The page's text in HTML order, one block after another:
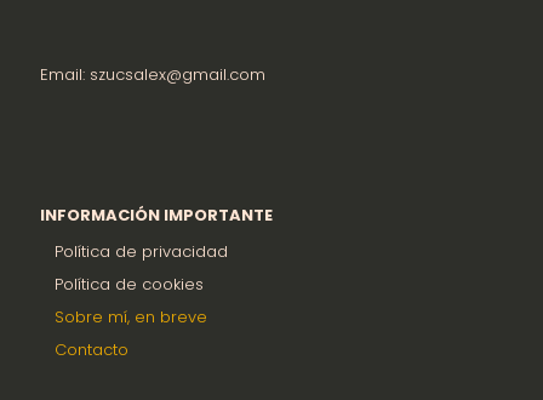
Email: szucsalex@gmail.com
INFORMACIÓN IMPORTANTE
Política de privacidad
Política de cookies
Sobre mí, en breve
Contacto